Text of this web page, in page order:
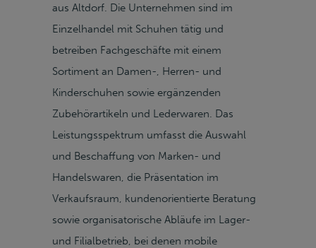
aus Altdorf. Die Unternehmen sind im
Einzelhandel mit Schuhen tätig und
betreiben Fachgeschäfte mit einem
Sortiment an Damen-, Herren- und
Kinderschuhen sowie ergänzenden
Zubehörartikeln und Lederwaren. Das
Leistungsspektrum umfasst die Auswahl
und Beschaffung von Marken- und
Handelswaren, die Präsentation im
Verkaufsraum, kundenorientierte Beratung
sowie organisatorische Abläufe im Lager-
und Filialbetrieb, bei denen mobile